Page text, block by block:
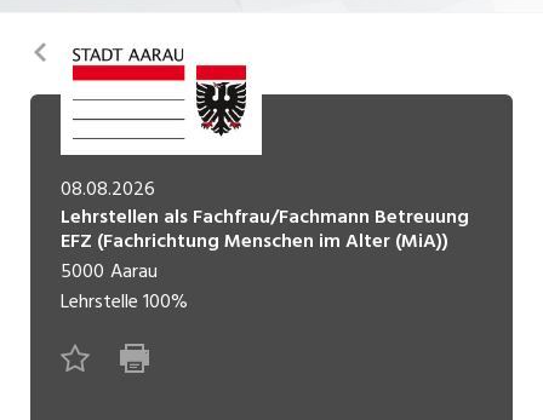
Praktikum
Lehrstelle
Ferienjob
POSITION
Führungsposition
Management / Kader
Consulting, Human Resources
Einkauf, Logistik, Transport, Verkehr
Engineering, Technik, Architektur
Finanzen, Controlling, Treuhand, Recht
Gartenbau, Landwirtschaft, Forstwirtschaft
Lebensmittel
Zurück
08.08.2026
Lehrstellen als Fachfrau/Fachmann Betreuung
EFZ (Fachrichtung Menschen im Alter (MiA))
5000 Aarau
Lehrstelle100%